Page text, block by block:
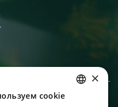
×
сookie